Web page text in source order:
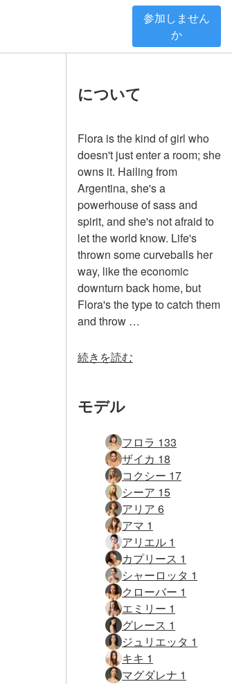
参加しません
か
について
Flora is the kind of girl who
doesn't just enter a room; she
owns it. Hailing from
Argentina, she's a
powerhouse of sass and
spirit, and she's not afraid to
let the world know. Life's
thrown some curveballs her
way, like the economic
downturn back home, but
Flora's the type to catch them
and throw …
続きを読む
モデル
フロラ 133
ザイカ 18
コクシー 17
シーア 15
アリア 6
アマ 1
アリエル 1
カプリース 1
シャーロッタ 1
クローバー 1
エミリー 1
グレース 1
ジュリエッタ 1
キキ 1
マグダレナ 1